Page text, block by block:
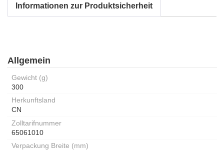
Informationen zur Produktsicherheit
Allgemein
Gewicht (g)
300
Herkunftsland
CN
Zolltarifnummer
65061010
Verpackung Breite (mm)